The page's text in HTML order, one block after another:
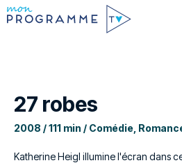
27 robes
2008 / 111 min / Comédie,
Katherine Heigl illumine l'écran dans